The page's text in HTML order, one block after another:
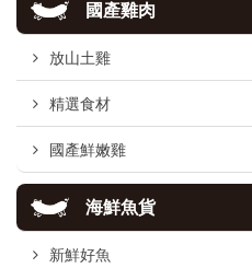
國產雞肉
放山土雞
精選食材
國產鮮嫩雞
海鮮魚貨
新鮮好魚